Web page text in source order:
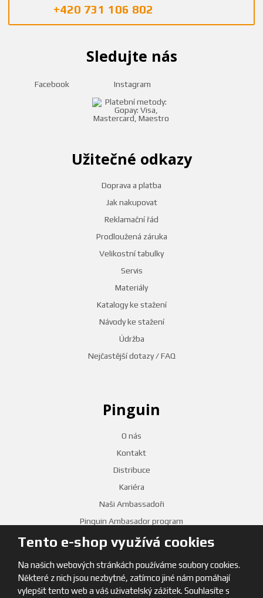
Tento e-shop využívá cookies
Na našich webových stránkách používáme soubory cookies.
Některé z nich jsou nezbytné, zatímco jiné nám pomáhají
vylepšit tento web a váš uživatelský zážitek. Souhlasíte s
Užitečné odkazy
Doprava a platba
Jak nakupovat
Reklamační řád
Prodloužená záruka
Velikostní tabulky
Servis
Materiály
Katalogy ke stažení
Návody ke stažení
Údržba
Nejčastější dotazy / FAQ
Pinguin
O nás
Kontakt
Distribuce
Kariéra
Naši Ambassadoři
Pinguin Ambasador program
PRODEJNY
+420 731 106 802
Sledujte nás
Facebook Instagram